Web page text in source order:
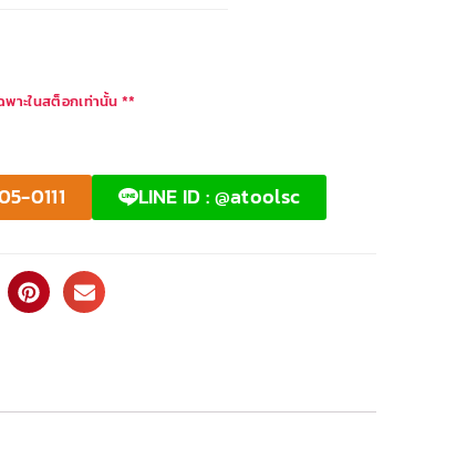
าะในสต็อกเท่านั้น **
0111 LINE ID : @atoolsc